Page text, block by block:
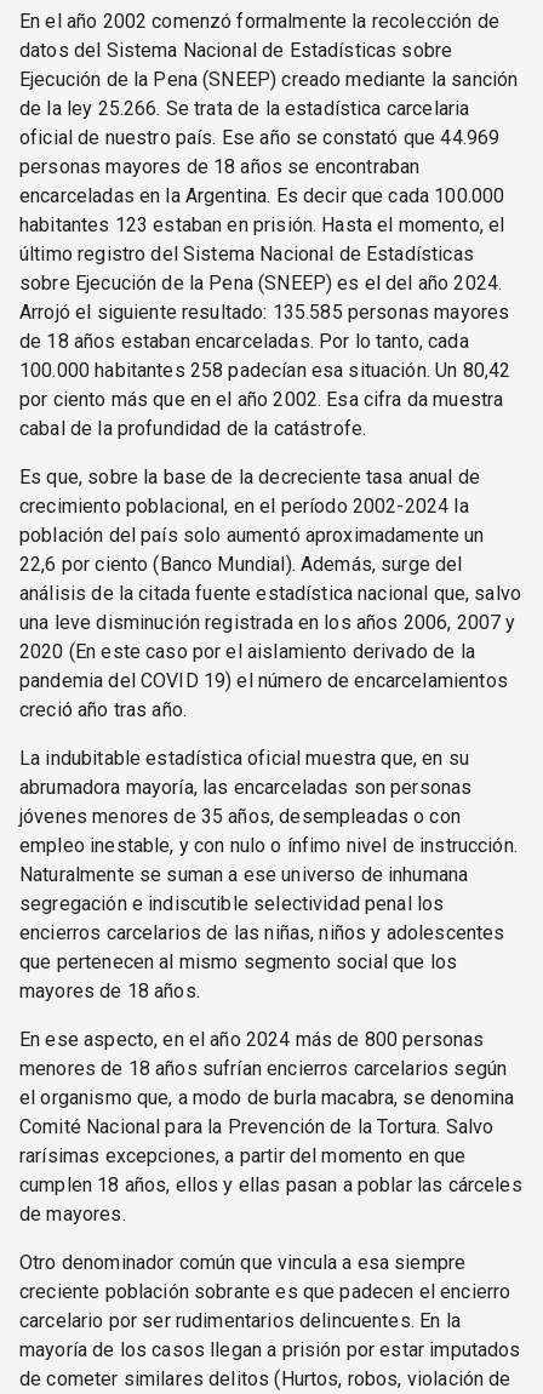
En el año 2002 comenzó formalmente la recolección de
datos del Sistema Nacional de Estadísticas sobre
Ejecución de la Pena (SNEEP) creado mediante la sanción
de la ley 25.266. Se trata de la estadística carcelaria
oficial de nuestro país. Ese año se constató que 44.969
personas mayores de 18 años se encontraban
encarceladas en la Argentina. Es decir que cada 100.000
habitantes 123 estaban en prisión. Hasta el momento, el
último registro del Sistema Nacional de Estadísticas
sobre Ejecución de la Pena (SNEEP) es el del año 2024.
Arrojó el siguiente resultado: 135.585 personas mayores
de 18 años estaban encarceladas. Por lo tanto, cada
100.000 habitantes 258 padecían esa situación. Un 80,42
por ciento más que en el año 2002. Esa cifra da muestra
cabal de la profundidad de la catástrofe.
Es que, sobre la base de la decreciente tasa anual de
crecimiento poblacional, en el período 2002-2024 la
población del país solo aumentó aproximadamente un
22,6 por ciento (Banco Mundial). Además, surge del
análisis de la citada fuente estadística nacional que, salvo
una leve disminución registrada en los años 2006, 2007 y
2020 (En este caso por el aislamiento derivado de la
pandemia del COVID 19) el número de encarcelamientos
creció año tras año.
La indubitable estadística oficial muestra que, en su
abrumadora mayoría, las encarceladas son personas
jóvenes menores de 35 años, desempleadas o con
empleo inestable, y con nulo o ínfimo nivel de instrucción.
Naturalmente se suman a ese universo de inhumana
segregación e indiscutible selectividad penal los
encierros carcelarios de las niñas, niños y adolescentes
que pertenecen al mismo segmento social que los
mayores de 18 años.
En ese aspecto, en el año 2024 más de 800 personas
menores de 18 años sufrían encierros carcelarios según
el organismo que, a modo de burla macabra, se denomina
Comité Nacional para la Prevención de la Tortura. Salvo
rarísimas excepciones, a partir del momento en que
cumplen 18 años, ellos y ellas pasan a poblar las cárceles
de mayores.
Otro denominador común que vincula a esa siempre
creciente población sobrante es que padecen el encierro
carcelario por ser rudimentarios delincuentes. En la
mayoría de los casos llegan a prisión por estar imputados
de cometer similares delitos (Hurtos, robos, violación de